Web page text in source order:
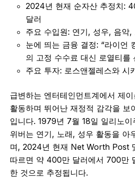
2024년 현재 순자산 추정치:
달러
주요 수입원: 연기, 성우, 음악,
눈에 띄는 금융 결정: “라이언
의 고정 수수료 대신 로열티를
주요 투자: 로스앤젤레스와 시
급변하는 엔터테인먼트계에서 제
활동하며 뛰어난 재정적 감각을 보
입니다. 1979년 7월 18일 일리노
위버는 연기, 노래, 성우 활동을 아
며, 2024년 현재 Net Worth Post
따르면 약 400만 달러에서 700만
한 것으로 추정됩니다.